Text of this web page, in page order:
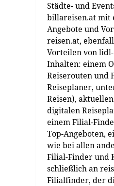
Städte- und
billareisen.at mit
Angebote und
reisen.at,
Vorteilen von
Inhalten: einem
Reiserouten und
Reiseplaner,
Reisen),
digitalen
einem Filial-
Top-Angeboten,
wie bei allen
Filial-Finder und
schließlich an
Filialfinder, der